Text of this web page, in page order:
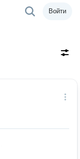
Войти